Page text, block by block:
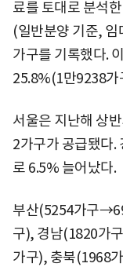
료를 토대로 분석
(일반분양 기준,
가구를 기록했다.
25.8%(1만9238가
서울은 지난해 상
2가구가 공급됐다.
로 6.5% 늘어났다.
부산(5254가구
구), 경남(1820가
가구), 충북(1968